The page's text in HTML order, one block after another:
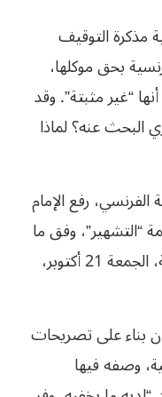
التوقيف
بحق موكلها،
“غير مثبتة”. وقد
البحث عنه؟ لماذا
رفع الإمام
“التشهير”، وفق ما
أفادت صحيفة “لو باريزيان” الفرنسية، الجمعة 21 أكتوبر،
بناء على تصريحات
وصفه فيها